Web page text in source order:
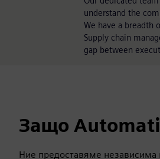
understand the
We have a breadth
Supply chain
gap between
Защо
Ние предоставяме независима